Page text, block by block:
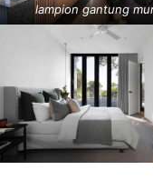
lampion gantung